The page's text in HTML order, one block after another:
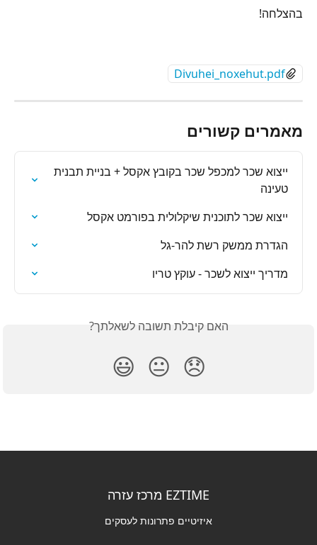
בהצלחה!
Divuhei_noxehut.pdf
מאמרים קשורים
ייצוא שכר למכפל שכר בקובץ אקסל + בניית תבנית
טעינה
ייצוא שכר לתוכנית שיקלולית בפורמט אקסל
הגדרת ממשק רשת להר-גל
מדריך ייצוא לשכר - עוקץ טריו
האם קיבלת תשובה לשאלתך?
😞
😐
😃
EZTIME מרכז עזרה
איזיטיים פתרונות לעסקים